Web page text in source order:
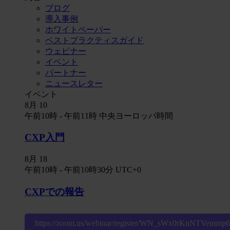
ブログ
導入事例
ホワイトペーパー
ベストプラクティスガイド
ウェビナー
イベント
パートナー
ニュースレター
イベント
8月
10
午前10時 - 午前11時 中央ヨーロッパ時間
CXP入門
8月
18
午前10時 - 午前10時30分 UTC+0
CXPでの報告
https://zoom.us/webinar/register/